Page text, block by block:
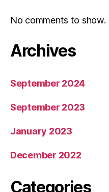
No comments to show.
Archives
September 2024
September 2023
January 2023
December 2022
Categories